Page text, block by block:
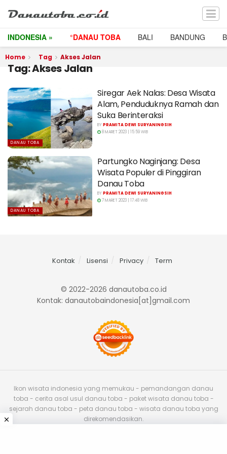
INDONESIA » °DANAU TOBA BALI BANDUNG
Home Tag Akses Jalan
Tag:Akses Jalan
DANAU TOBA
Siregar Aek Nalas: Desa Wisata
Alam, Penduduknya Ramah dan
Suka Berinteraksi
BYPRAMITA DEWI SURYANINGSIH
8 MARET 2023 | 15:59 WIB
DANAU TOBA
Partungko Naginjang: Desa
Wisata Populer di Pinggiran
Danau Toba
BYPRAMITA DEWI SURYANINGSIH
7 MARET 2023 | 17:48 WIB
Kontak Lisensi Privacy Term
© 2022-2026 danautoba.co.id
Kontak: danautobaindonesia[at]gmail.com
Ikon wisata indonesia yang memukau - pemandangan danau
toba - cerita asal usul danau toba - paket wisata danau toba -
sejarah danau toba - peta danau toba - wisata danau toba yang
direkomendasikan.